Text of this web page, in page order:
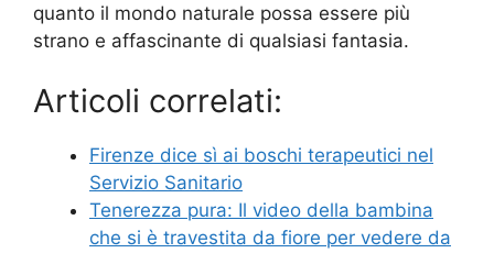
quanto il mondo naturale possa essere più
strano e affascinante di qualsiasi fantasia.
Articoli correlati:
Firenze dice sì ai boschi terapeutici nel
Servizio Sanitario
Tenerezza pura: Il video della bambina
che si è travestita da fiore per vedere da